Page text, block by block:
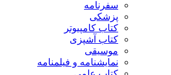
سفرنامه
پزشکی
کتاب کامپیوتر
کتاب آشپزی
موسیقی
نمایشنامه و فیلمنامه